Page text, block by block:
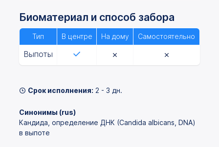
Биоматериал и способ забора
Тип В центре На дому Самостоятельно
Выпоты
Срок исполнения: 2 - 3 дн.
Синонимы (rus)
Кандида, определение ДНК (Candida albicans, DNA)
в выпоте